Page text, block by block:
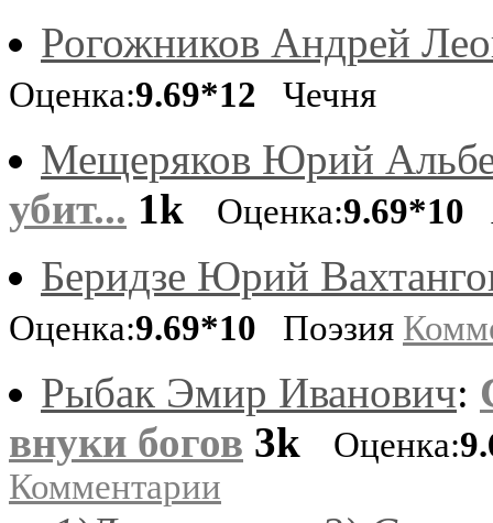
Рогожников Андрей
Оценка:9.69*12 Чечня
Мещеряков Юрий
убит... 1k Оценка:9.69*10
Беридзе Юрий
Оценка:9.69*10 Поэзия
Рыбак Эмир Иванович:
внуки богов 3k Оценка:
Комментарии